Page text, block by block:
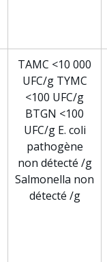
TAMC <10 000
UFC/g TYMC
<100 UFC/g
BTGN <100
UFC/g E. coli
pathogène
non détecté /g
Salmonella non
détecté /g